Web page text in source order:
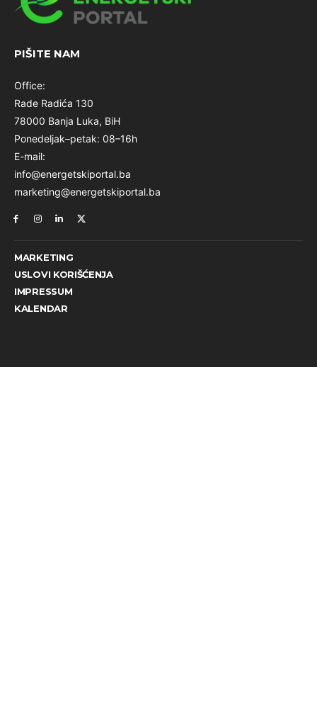
PIŠITE NAM
Office:
Rade Radića 130
78000 Banja Luka, BiH
Ponedeljak–petak: 08–16h
E-mail:
info@energetskiportal.ba
marketing@energetskiportal.ba
MARKETING
USLOVI KORIŠĆENJA
IMPRESSUM
KALENDAR